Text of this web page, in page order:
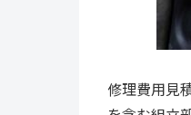
修理費用見